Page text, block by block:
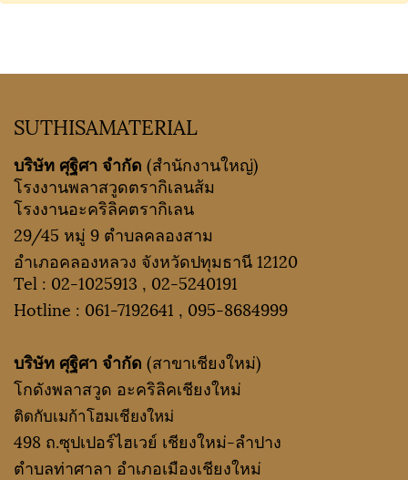
SUTHISAMATERIAL
บริษัท ศุฐิศา จำกัด (สำนักงานใหญ่)
โรงงานพลาสวูดตรากิเลนส้ม
โรงงานอะคริลิคตรากิเลน
29/45 หมู่ 9 ตำบลคลองสาม
อำเภอคลองหลวง จังหวัดปทุมธานี 12120
Tel : 02-1025913 , 02-5240191
Hotline : 061-7192641 , 095-8684999
บริษัท ศุฐิศา จำกัด (สาขาเชียงใหม่)
โกดังพลาสวูด อะคริลิคเชียงใหม่
ติดกับเมก้าโฮมเชียงใหม่
498 ถ.ซุปเปอร์ไฮเวย์ เชียงใหม่-ลำปาง
ตำบลท่าศาลา อำเภอเมืองเชียงใหม่